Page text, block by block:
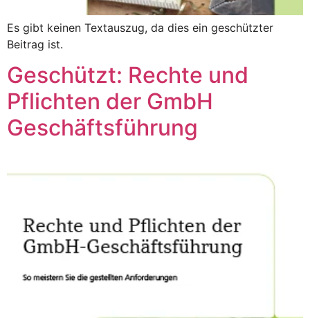
Es gibt keinen Textauszug, da dies ein geschützter
Beitrag ist.
Geschützt: Rechte und
Pflichten der GmbH
Geschäftsführung